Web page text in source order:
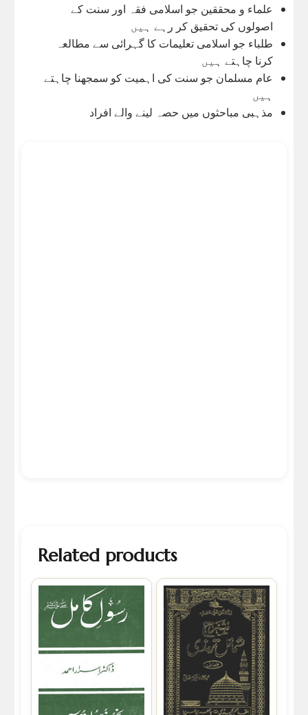
علماء و محققین جو اسلامی فقہ اور سنت کے
اصولوں کی تحقیق کر رہے ہیں
طلباء جو اسلامی تعلیمات کا گہرائی سے مطالعہ
کرنا چاہتے ہیں
عام مسلمان جو سنت کی اہمیت کو سمجھنا چاہتے
ہیں
مذہبی مباحثوں میں حصہ لینے والے افراد
Related products